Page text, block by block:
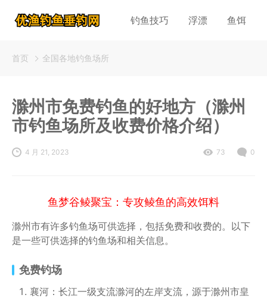
钓鱼技巧 浮漂 鱼饵
首页 全国各地钓鱼场所
滁州市免费钓鱼的好地方（滁州
市钓鱼场所及收费价格介绍）
4 月 21, 2023 73 0
鱼梦谷鲮聚宝：专攻鲮鱼的高效饵料
滁州市有许多钓鱼场可供选择，包括免费和收费的。以下
是一些可供选择的钓鱼场和相关信息。
免费钓场
襄河：长江一级支流滁河的左岸支流，源于滁州市皇